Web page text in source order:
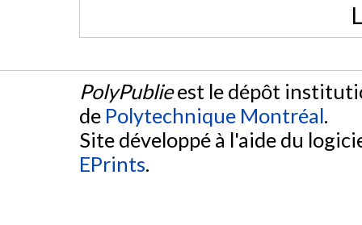
PolyPublieest le dépôt
de Polytechnique Montréal.
Site développé à l'aide du
EPrints.